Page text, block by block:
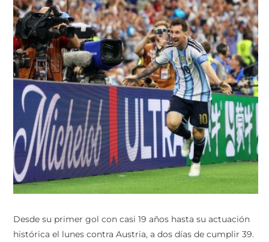
Desde su primer gol con casi 19 años hasta su actuación
histórica el lunes contra Austria, a dos días de cumplir 39.